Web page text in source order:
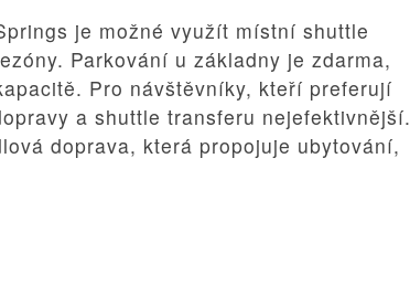
je možné využít místní shuttle
Parkování u základny je zdarma,
Pro návštěvníky, kteří preferují
a shuttle transferu nejefektivnější.
doprava, která propojuje ubytování,